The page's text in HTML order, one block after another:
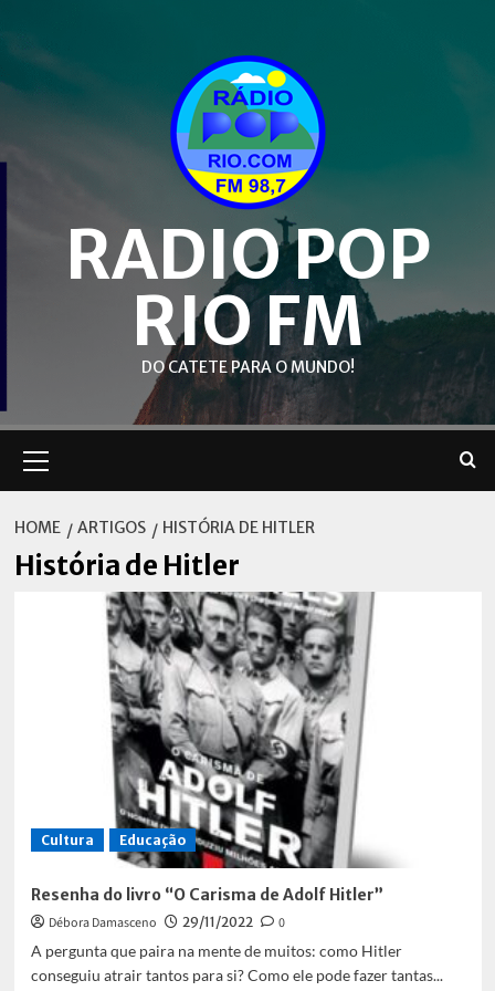
content
RADIO POP
RIO FM
DO CATETE PARA O MUNDO!
Menu
HOME ARTIGOS HISTÓRIA DE HITLER
História de Hitler
Cultura Educação
Resenha do livro “O Carisma de Adolf Hitler”
Débora Damasceno 29/11/2022
0
A pergunta que paira na mente de muitos: como Hitler
conseguiu atrair tantos para si? Como ele pode fazer tantas...